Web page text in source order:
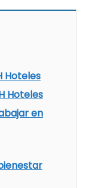
Hoteles
Hoteles
en